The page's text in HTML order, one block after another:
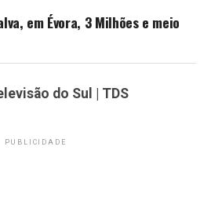
em Évora, 3 Milhões e meio
do Sul | TDS
PUBLICIDADE